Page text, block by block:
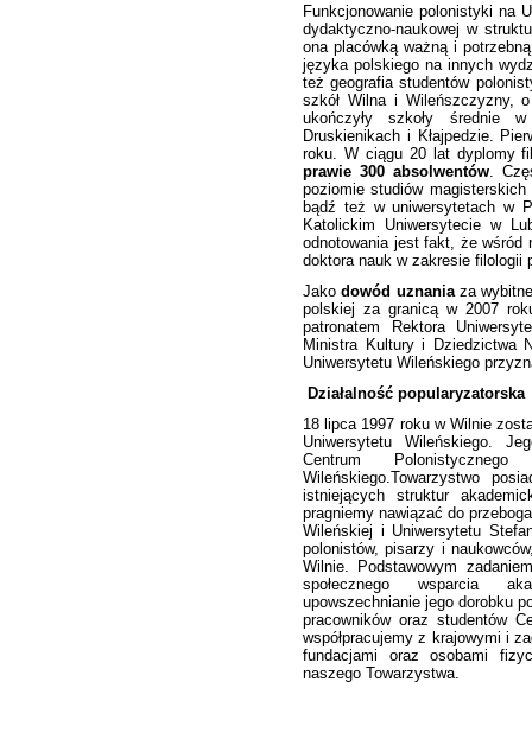
Funkcjonowanie polonistyki na
dydaktyczno-naukowej w
ona placówką ważną i
języka polskiego na innych
też geografia studentów
szkół Wilna i Wileńszczyzny,
ukończyły szkoły średnie
Druskienikach i Kłajpedzie.
roku. W ciągu 20 lat dyplomy
prawie 300 absolwentów.
poziomie studiów
bądź też w uniwersytetach w
Katolickim Uniwersytecie w
odnotowania jest fakt, że wśród
doktora nauk w zakresie filologii
Jakodowód uznaniaza
polskiej za granicą w 2007
patronatem Rektora
Ministra Kultury i Dziedzictwa
Uniwersytetu Wileńskiego
Działalność popularyzatorska
18 lipca 1997 roku w Wilnie
Uniwersytetu Wileńskiego.
Centrum
Wileńskiego.Towarzystwo
istniejących struktur
pragniemy nawiązać do
Wileńskiej i Uniwersytetu
polonistów, pisarzy i
Wilnie. Podstawowym
społecznego wsparcia
upowszechnianie jego dorobku
pracowników oraz studentów
współpracujemy z krajowymi i
fundacjami oraz osobami
naszego Towarzystwa.